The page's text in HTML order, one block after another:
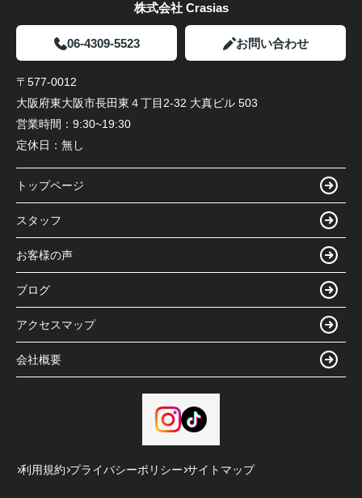
株式会社 Crasias
06-4309-5523 お問い合わせ
〒577-0012
大阪府東大阪市長田東４丁目2-32 大真ビル 503
営業時間： 9:30~19:30
定休日： 無し
トップページ
スタッフ
お客様の声
ブログ
アクセスマップ
会社概要
利用規約 プライバシーポリシー サイトマップ